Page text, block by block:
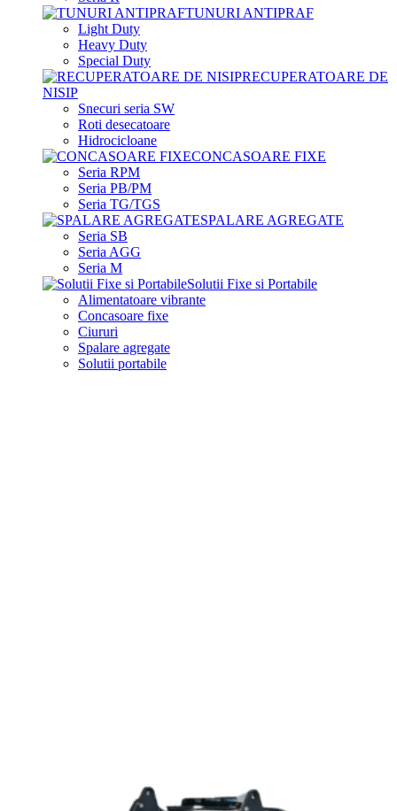
TUNURI ANTIPRAF
Light Duty
Heavy Duty
Special Duty
RECUPERATOARE DE
NISIP
Snecuri seria SW
Roti desecatoare
Hidrocicloane
CONCASOARE FIXE
Seria RPM
Seria PB/PM
Seria TG/TGS
SPALARE AGREGATE
Seria SB
Seria AGG
Seria M
Solutii Fixe si Portabile
Alimentatoare vibrante
Concasoare fixe
Ciururi
Spalare agregate
Solutii portabile